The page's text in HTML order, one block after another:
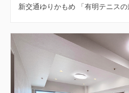
新交通ゆりかもめ 「有明テニス